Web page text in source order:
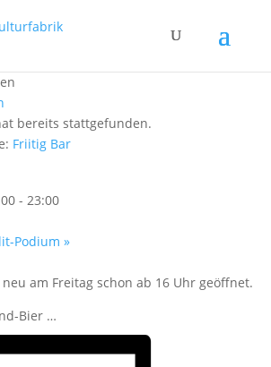
bereits stattgefunden.
Friitig Bar
- 23:00
Podium »
am Freitag schon ab 16 Uhr geöffnet.
Bier …